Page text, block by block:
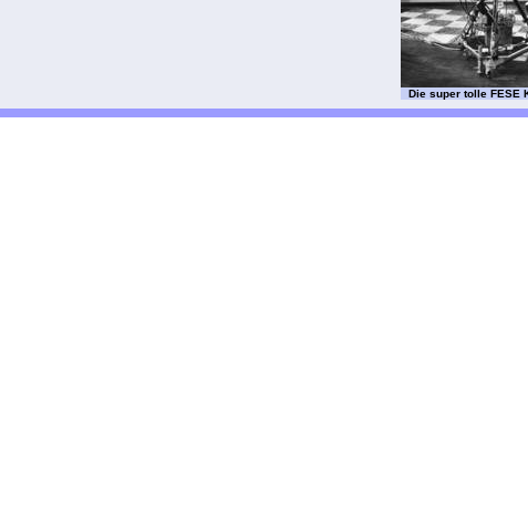
Die super tolle FESE